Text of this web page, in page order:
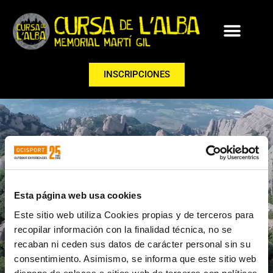
Esta página web usa cookies
Este sitio web utiliza Cookies propias y de terceros para
recopilar información con la finalidad técnica, no se
recaban ni ceden sus datos de carácter personal sin su
consentimiento. Asimismo, se informa que este sitio web
INSCRIPCIONES
PROGRAMA